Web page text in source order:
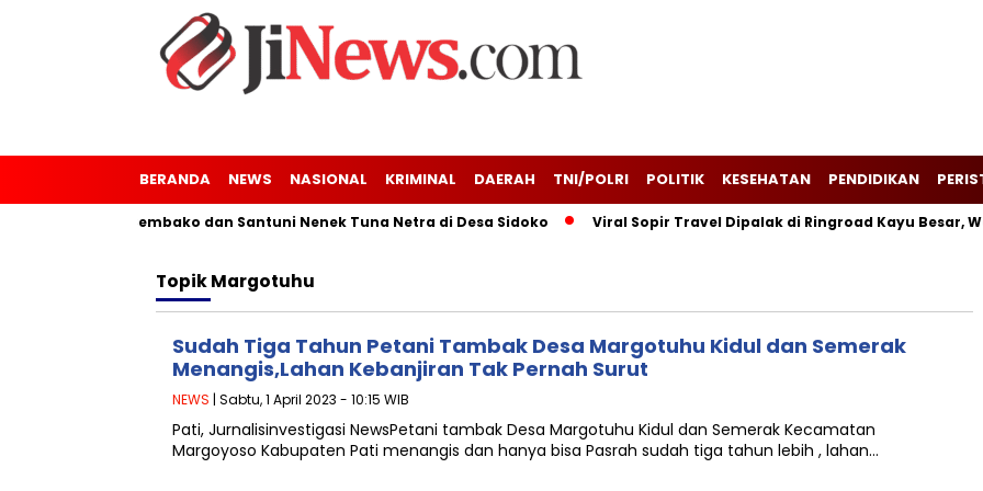
BERANDA NEWS NASIONAL KRIMINAL DAERAH TNI/POLRI POLITIK KESEHATAN PENDIDIKAN
Berbagi Sembako dan Santuni Nenek Tuna Netra di Desa Sidoko Viral Sopir Travel Dipalak di Ringroad Kayu Besar,
TopikMargotuhu
Sudah Tiga Tahun Petani Tambak Desa Margotuhu Kidul dan Semerak
Menangis,Lahan Kebanjiran Tak Pernah Surut
NEWS | Sabtu, 1 April 2023 - 10:15 WIB
Pati, Jurnalisinvestigasi NewsPetani tambak Desa Margotuhu Kidul dan Semerak Kecamatan
Margoyoso Kabupaten Pati menangis dan hanya bisa Pasrah sudah tiga tahun lebih , lahan…